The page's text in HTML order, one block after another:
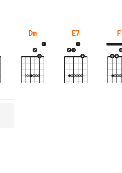
Dm E7 F